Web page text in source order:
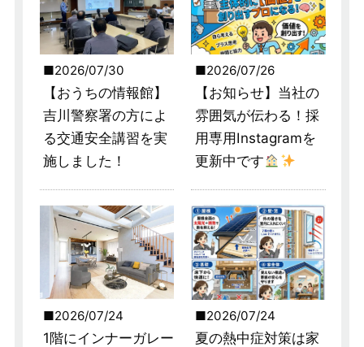
2026/07/30
【おうちの情報館】
吉川警察署の方によ
る交通安全講習を実
施しました！
2026/07/26
【お知らせ】当社の
雰囲気が伝わる！採
用専用Instagramを
更新中です
2026/07/24
1階にインナーガレー
2026/07/24
夏の熱中症対策は家